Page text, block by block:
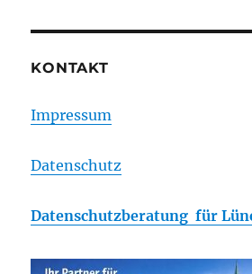
KONTAKT
Impressum
Datenschutz
Datenschutzberatung für